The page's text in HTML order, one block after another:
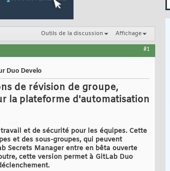
Outils de la discussion Affichage
#1
Duo Develo
de révision de groupe,
la plateforme d'automatisation
et de sécurité pour les équipes. Cette
et des sous-groupes, qui peuvent
Secrets Manager entre en bêta ouverte
cette version permet à GitLab Duo